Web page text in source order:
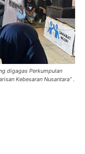
digagas Perkumpulan
Kebesaran Nusantara” .